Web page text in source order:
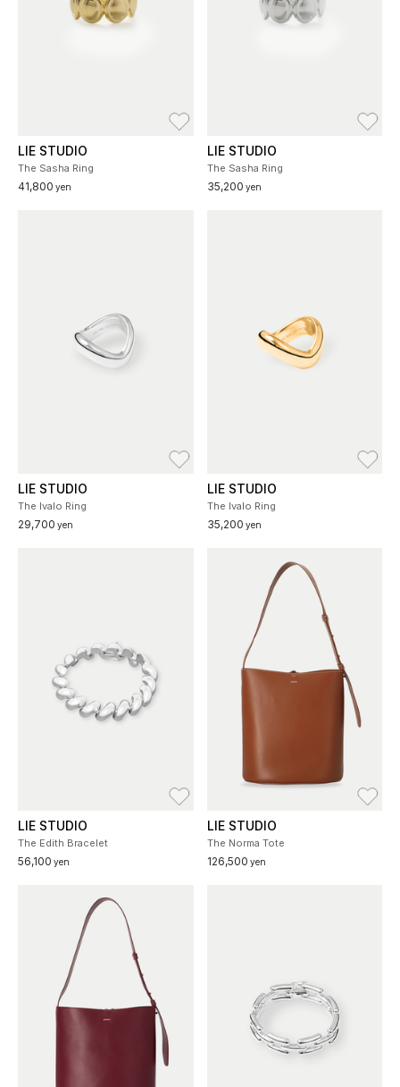
LIE STUDIO
The Sasha Ring
41,800 yen
LIE STUDIO
The Sasha Ring
35,200 yen
LIE STUDIO
The Ivalo Ring
29,700 yen
LIE STUDIO
The Ivalo Ring
35,200 yen
お気に入り
LIE STUDIO
The Edith Bracelet
56,100 yen
LIE STUDIO
The Norma Tote
126,500 yen